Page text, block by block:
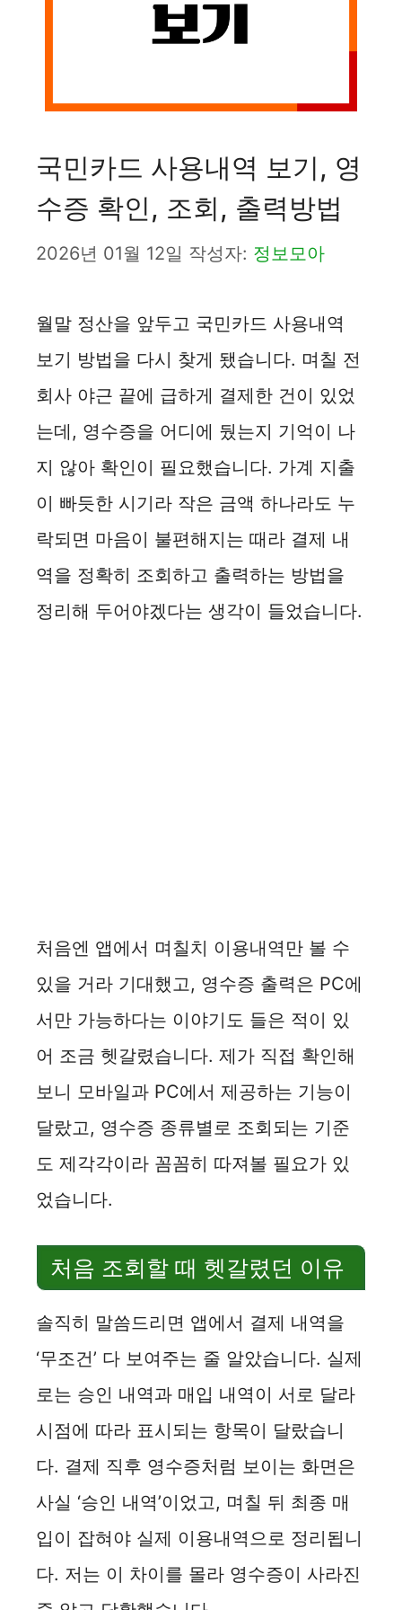
국민카드 사용내역 보기, 영
수증 확인, 조회, 출력방법
2026년 01월 12일 작성자: 정보모아
월말 정산을 앞두고 국민카드 사용내역
보기 방법을 다시 찾게 됐습니다. 며칠 전
회사 야근 끝에 급하게 결제한 건이 있었
는데, 영수증을 어디에 뒀는지 기억이 나
지 않아 확인이 필요했습니다. 가계 지출
이 빠듯한 시기라 작은 금액 하나라도 누
락되면 마음이 불편해지는 때라 결제 내
역을 정확히 조회하고 출력하는 방법을
정리해 두어야겠다는 생각이 들었습니다.
처음엔 앱에서 며칠치 이용내역만 볼 수
있을 거라 기대했고, 영수증 출력은 PC에
서만 가능하다는 이야기도 들은 적이 있
어 조금 헷갈렸습니다. 제가 직접 확인해
보니 모바일과 PC에서 제공하는 기능이
달랐고, 영수증 종류별로 조회되는 기준
도 제각각이라 꼼꼼히 따져볼 필요가 있
었습니다.
처음 조회할 때 헷갈렸던 이유
솔직히 말씀드리면 앱에서 결제 내역을
‘무조건’ 다 보여주는 줄 알았습니다. 실제
로는 승인 내역과 매입 내역이 서로 달라
시점에 따라 표시되는 항목이 달랐습니
다. 결제 직후 영수증처럼 보이는 화면은
사실 ‘승인 내역’이었고, 며칠 뒤 최종 매
입이 잡혀야 실제 이용내역으로 정리됩니
다. 저는 이 차이를 몰라 영수증이 사라진